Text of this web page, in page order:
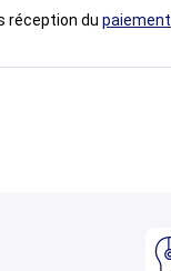
réception du paiement